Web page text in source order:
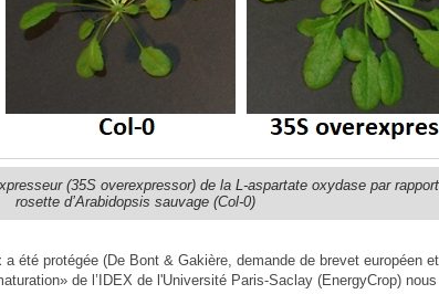
(35S overexpressor) de la L-aspartate oxydase par
rosette d’Arabidopsis sauvage (Col-0)
été protégée (De Bont & Gakière, demande de brevet européen et
de l’IDEX de l'Université Paris-Saclay (EnergyCrop)